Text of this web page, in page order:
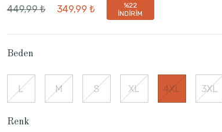
449,99 ₺ 349,99 ₺
%22
İNDİRİM
Beden
L M S XL 4XL 3XL
Renk